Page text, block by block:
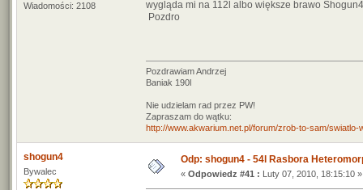
Wiadomości: 2108
wygląda mi na 112l albo większe brawo
Pozdro
Pozdrawiam Andrzej
Baniak 190l
Nie udzielam rad przez PW!
Zapraszam do wątku:
http://www.akwarium.net.pl/forum/zrob-to-sam/
shogun4
Bywalec
Odp: shogun4 - 54l Rasbora
« Odpowiedz #41 : Luty 07, 2010, 18:15:10 »